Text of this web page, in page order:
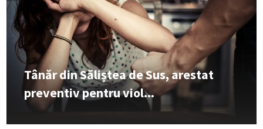
Tânăr din Săliștea de Sus, arestat
preventiv pentru viol...